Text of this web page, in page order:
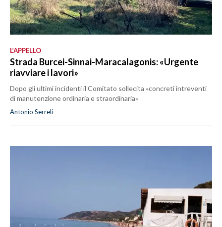
L’APPELLO
Strada Burcei-Sinnai-Maracalagonis: «Urgente
riavviare i lavori»
Dopo gli ultimi incidenti il Comitato sollecita «concreti intreventi
di manutenzione ordinaria e straordinaria»
Antonio Serreli